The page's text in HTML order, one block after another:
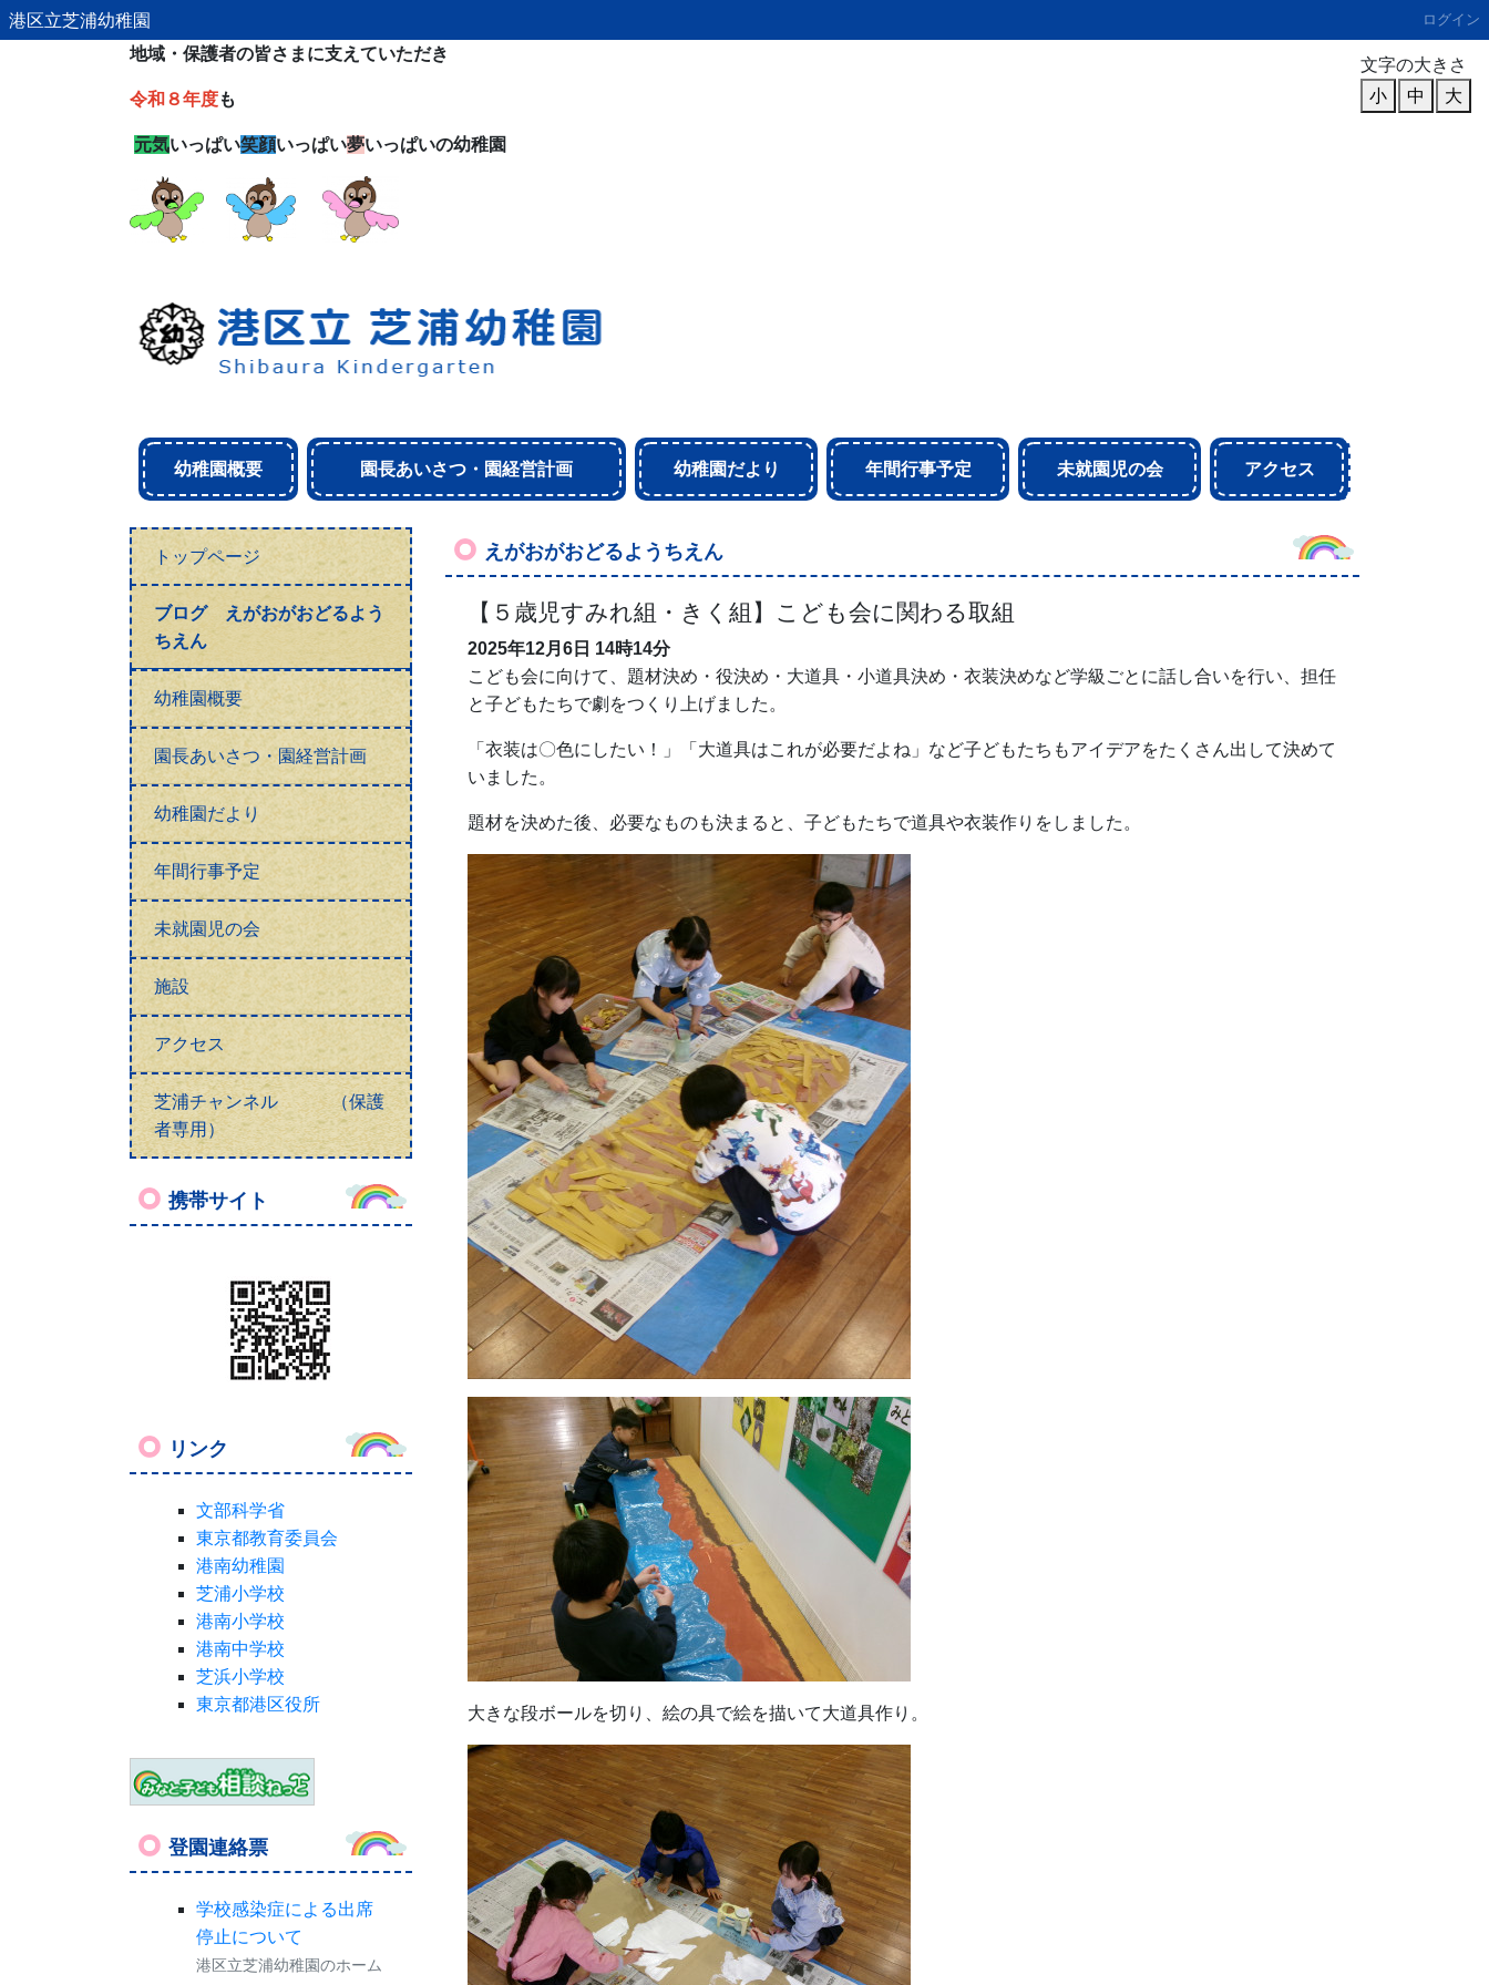
港区立芝浦幼稚園 ログイン
文字の大きさ
小
中 大
地域・保護者の皆さまに支えていただき
令和８年度も
元気いっぱい笑顔いっぱい夢いっぱいの幼稚園
幼稚園概要 園長あいさつ・園経営計画 幼稚園だより 年間行事予定 未就園児の会 アクセス
トップページ
ブログ えがおがおどるよう
ちえん
幼稚園概要
園長あいさつ・園経営計画
幼稚園だより
年間行事予定
未就園児の会
施設
アクセス
芝浦チャンネル （保護
者専用）
携帯サイト
リンク
文部科学省
東京都教育委員会
港南幼稚園
芝浦小学校
港南小学校
港南中学校
芝浜小学校
東京都港区役所
登園連絡票
学校感染症による出席
停止について
港区立芝浦幼稚園のホーム
えがおがおどるようちえん
【５歳児すみれ組・きく組】こども会に関わる取組
2025年12月6日 14時14分
こども会に向けて、題材決め・役決め・大道具・小道具決め・衣装決めなど学級ごとに話し合いを行い、担任
と子どもたちで劇をつくり上げました。
「衣装は〇色にしたい！」「大道具はこれが必要だよね」など子どもたちもアイデアをたくさん出して決めて
いました。
題材を決めた後、必要なものも決まると、子どもたちで道具や衣装作りをしました。
大きな段ボールを切り、絵の具で絵を描いて大道具作り。